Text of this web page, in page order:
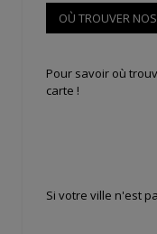
OÙ TROUVER
Pour savoir où
carte !
Si votre ville n'est